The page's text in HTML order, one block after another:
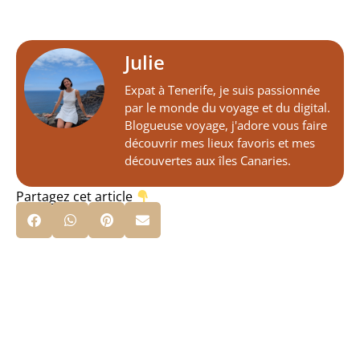
Julie
Expat à Tenerife, je suis passionnée
par le monde du voyage et du digital.
Blogueuse voyage, j'adore vous faire
découvrir mes lieux favoris et mes
découvertes aux îles Canaries.
Partagez cet article